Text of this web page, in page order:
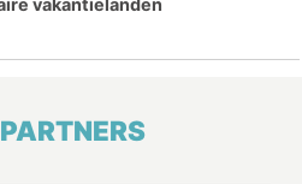
vakantielanden
PARTNERS